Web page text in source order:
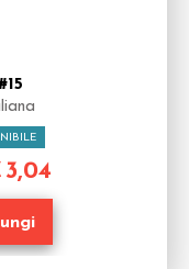
3,04